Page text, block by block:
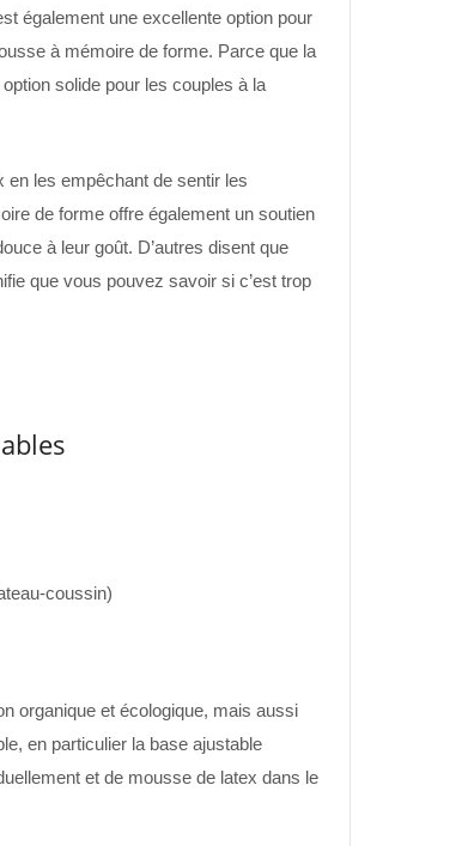
également une excellente option pour
à mémoire de forme. Parce que la
solide pour les couples à la
en les empêchant de sentir les
de forme offre également un soutien
à leur goût. D’autres disent que
que vous pouvez savoir si c’est trop
coussin)
organique et écologique, mais aussi
en particulier la base ajustable
et de mousse de latex dans le